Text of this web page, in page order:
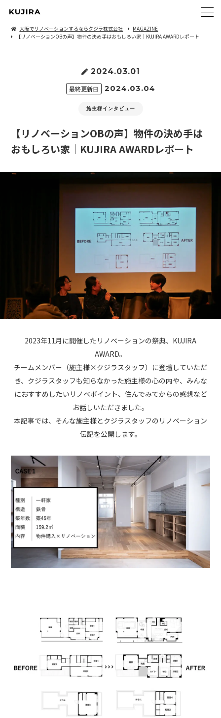
KUJIRA
大阪でリノベーションするならクジラ株式会社
MAGAZINE
【リノベーションOBの声】物件の決め手はおもしろい家｜KUJIRA AWARDレポート
2024.03.01
最終更新日 2024.03.04
施主様インタビュー
【リノベーションOBの声】物件の決め手は
おもしろい家｜KUJIRA AWARDレポート
2023年11月に開催したリノベーションの祭典、KUJIRA
AWARD。
チームメンバー（施主様×クジラスタッフ）に登壇していただ
き、クジラスタッフも知らなかった施主様の心の内や、みんな
におすすめしたいリノベポイント、住んでみてからの感想など
お話しいただきました。
本記事では、そんな施主様とクジラスタッフのリノベーション
伝記を公開します。